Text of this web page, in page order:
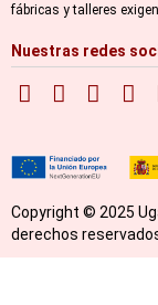
fábricas y talleres
Nuestras redes
Copyright © 2025
derechos